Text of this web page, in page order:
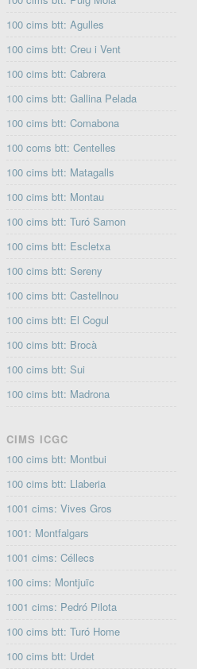
100 cims btt: Agulles
100 cims btt: Creu i Vent
100 cims btt: Cabrera
100 cims btt: Gallina Pelada
100 cims btt: Comabona
100 coms btt: Centelles
100 cims btt: Matagalls
100 cims btt: Montau
100 cims btt: Turó Samon
100 cims btt: Escletxa
100 cims btt: Sereny
100 cims btt: Castellnou
100 cims btt: El Cogul
100 cims btt: Brocà
100 cims btt: Sui
100 cims btt: Madrona
CIMS ICGC
100 cims btt: Montbui
100 cims btt: Llaberia
1001 cims: Vives Gros
1001: Montfalgars
1001 cims: Céllecs
100 cims: Montjuïc
1001 cims: Pedró Pilota
100 cims btt: Turó Home
100 cims btt: Urdet